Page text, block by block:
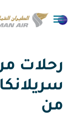

رحلات
من